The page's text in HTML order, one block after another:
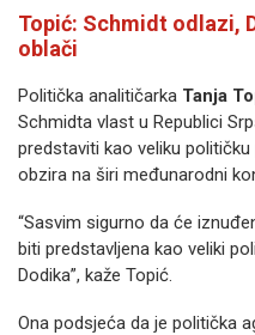
Topić: Schmidt odlazi,
oblači
Politička analitičarka Tanja
Schmidta vlast u Republici
predstaviti kao veliku
obzira na širi međunarodni
“Sasvim sigurno da će
biti predstavljena kao veliki
Dodika”, kaže Topić.
Ona podsjeća da je politička